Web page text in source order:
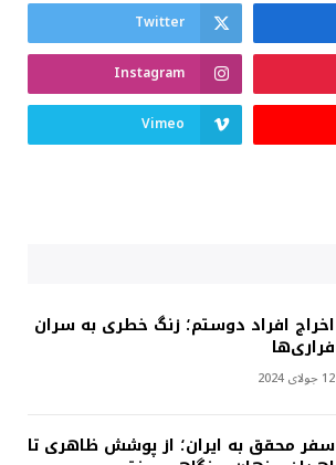
Twitter
Instagram
Vimeo
اخراج افراد دوستم؛ زنگ خطری به سران
فراری‌ها
12 جولای 2024
سفر محقق به ایران؛ از پوشش ظاهری تا